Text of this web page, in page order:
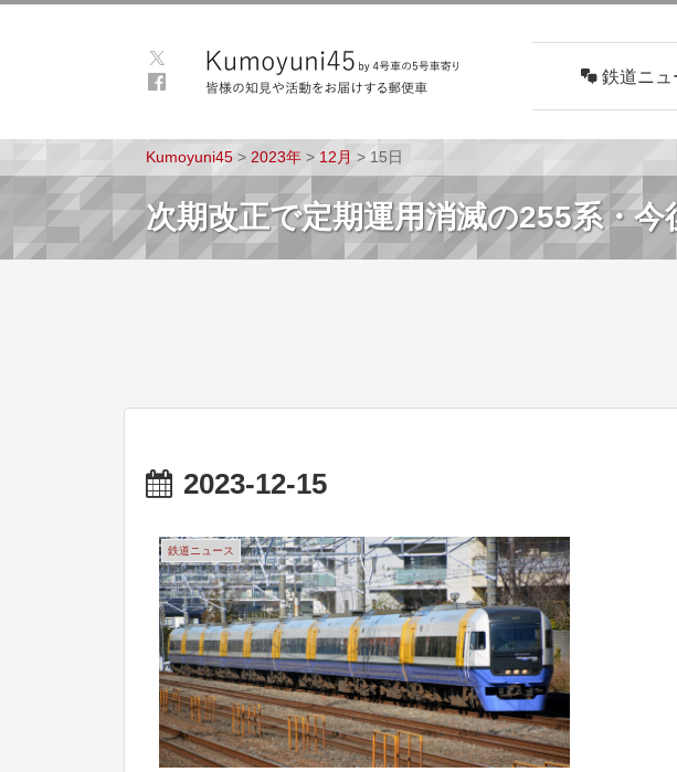
鉄道ニュ
車両技
Kumoyuni45 > 2023年 > 12月 > 15日
次期改正で定期運用消滅の255系・今
2023-12-15
鉄道ニュース